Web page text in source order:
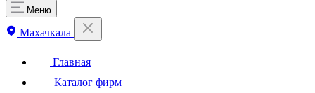
Меню
Махачкала
Главная
Каталог фирм